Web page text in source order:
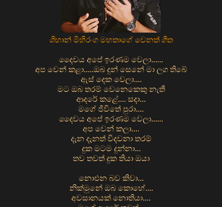
ශිහාන් මිහිරංග මහතාගේ වෙනත් ගීත
දෛවය අපේ ඉරණම වෙලා......
අප වෙන් කළා.....ඔබ දුන් සෙනේ මා ලග තිබේ
ඇස් දෙක වෙලා....
මට ඔබ තරම් වෙනෙකෙකු නැතී
ආදරේ කළේ.... සදා...
මගේ ජිවිතේ පුරා....
දෛවය අපේ ඉරණම වෙලා......
අප වෙන් කලා....
දැන දැනත් විදවනා තරම්
දුක මටම දුන්නා...
තව තවත් දුක තියා ඔයා
නොඑන බව කිවා...
නික්මුනේ ඔබ කොහේ....
අවසානයක් නොතියා....